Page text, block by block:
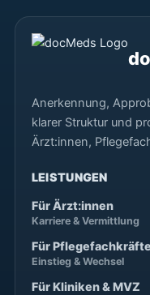
Anerkennung,
klarer Struktur und
Ärzt:innen,
LEISTUNGEN
Für Ärzt:innen
Karriere & Vermittlung
Für Pflegefachkräfte
Einstieg & Wechsel
Für Kliniken & MVZ